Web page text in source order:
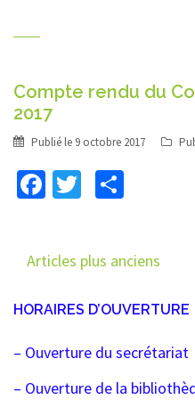
Compte rendu du
2017
Publié le 9 octobre 2017
Facebook
Twitter
Navigation
des
articles
Articles plus anciens
HORAIRES D’OUVERTURE
– Ouverture du secrétariat
– Ouverture de la